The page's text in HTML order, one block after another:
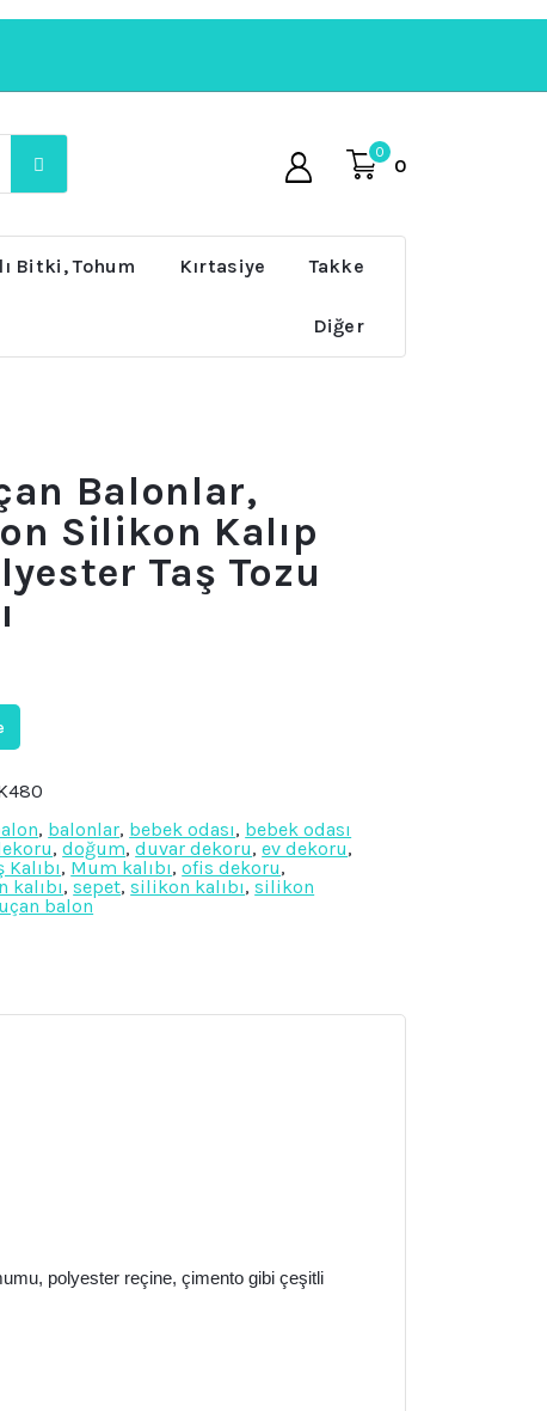
0
0
Bitki, Tohum Kırtasiye Takke
Diğer
Balonlar,
Silikon Kalıp
Taş Tozu
, balonlar, bebek odası, bebek odası
,doğum,duvar dekoru,ev dekoru,
, Mum kalıbı,ofis dekoru,
kalıbı,sepet,silikon kalıbı,silikon
uçan balon
polyester reçine, çimento gibi çeşitli